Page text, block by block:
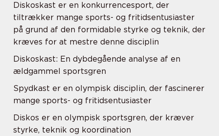
Diskoskast er en konkurrencesport, der
tiltrækker mange sports- og fritidsentusiaster
på grund af den formidable styrke og teknik, der
kræves for at mestre denne disciplin
Diskoskast: En dybdegående analyse af en
ældgammel sportsgren
Spydkast er en olympisk disciplin, der fascinerer
mange sports- og fritidsentusiaster
Diskos er en olympisk sportsgren, der kræver
styrke, teknik og koordination